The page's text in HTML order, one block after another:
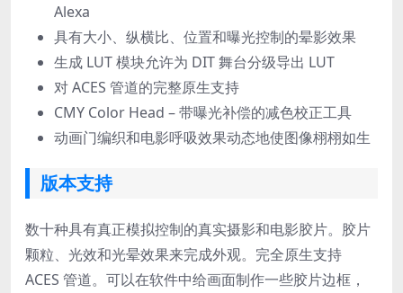
Alexa
具有大小、纵横比、位置和曝光控制的晕影效果
生成 LUT 模块允许为 DIT 舞台分级导出 LUT
对 ACES 管道的完整原生支持
CMY Color Head – 带曝光补偿的减色校正工具
动画门编织和电影呼吸效果动态地使图像栩栩如生
版本支持
数十种具有真正模拟控制的真实摄影和电影胶片。胶片
颗粒、光效和光晕效果来完成外观。完全原生支持
ACES 管道。可以在软件中给画面制作一些胶片边框，